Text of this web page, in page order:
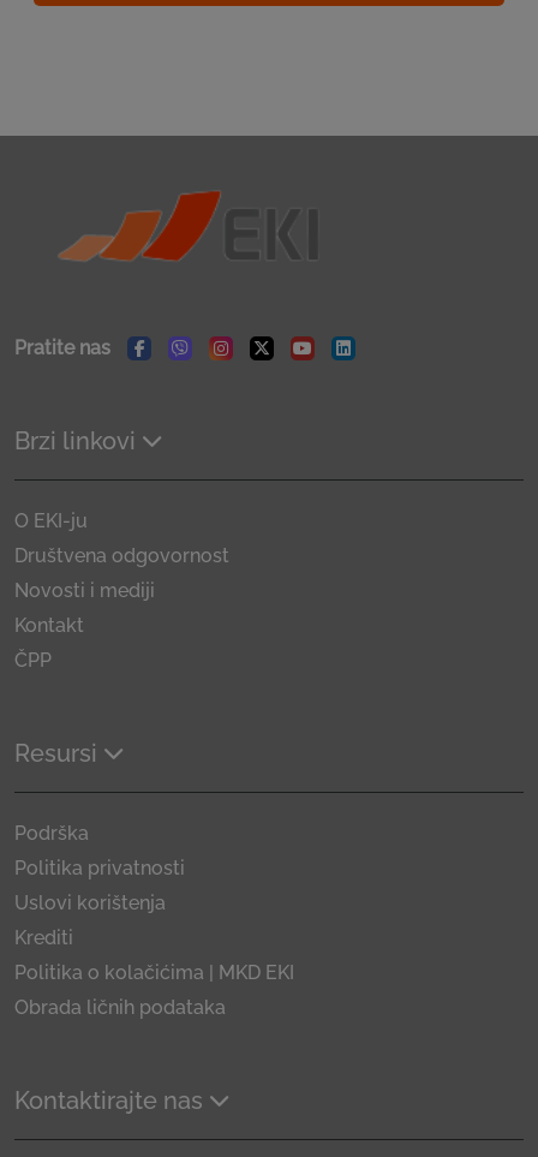
Pratite nas
Facebook
ViberInstagram
TwitterYoutubeLinkedin
Brzi linkovi
O EKI-ju
Društvena odgovornost
Novosti i mediji
Kontakt
ČPP
Resursi
Podrška
Politika privatnosti
Uslovi korištenja
Krediti
Politika o kolačićima | MKD EKI
Obrada ličnih podataka
Kontaktirajte nas